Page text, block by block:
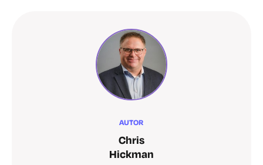
AUTOR
Chris
Hickman